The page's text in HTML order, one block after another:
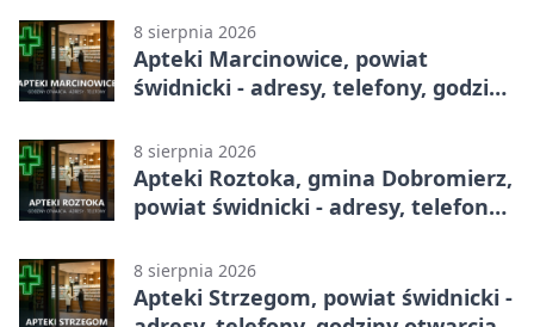
8 sierpnia 2026
Apteki Marcinowice, powiat
świdnicki - adresy, telefony, godziny
8 sierpnia 2026
Apteki Roztoka, gmina Dobromierz,
powiat świdnicki - adresy, telefony,
8 sierpnia 2026
Apteki Strzegom, powiat świdnicki -